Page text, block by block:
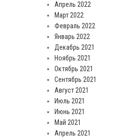
Апрель 2022
Март 2022
Февраль 2022
Январь 2022
Декабрь 2021
Ноябрь 2021
Октябрь 2021
Сентябрь 2021
Август 2021
Июль 2021
Июнь 2021
Май 2021
Апрель 2021